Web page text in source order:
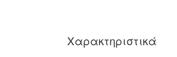
έτοιμος «λευκός καμβάς»,
εγγυημένη μελλοντική
Χαρακτηριστικά